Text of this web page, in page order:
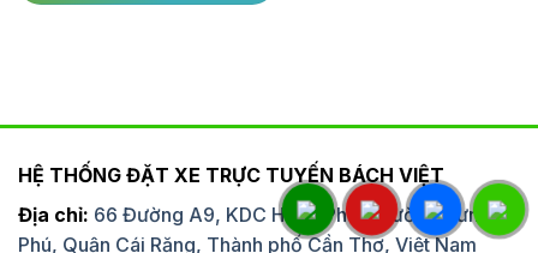
HỆ THỐNG ĐẶT XE TRỰC TUYẾN BÁCH VIỆT
Địa chỉ: 66 Đường A9, KDC Hưng Phú, Phường Hưng
Phú, Quận Cái Răng, Thành phố Cần Thơ, Việt Nam